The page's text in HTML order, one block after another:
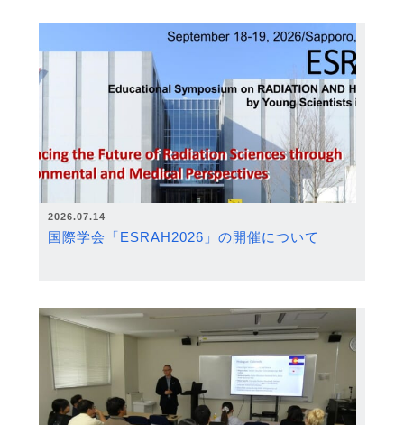
2026.07.14
国際学会「ESRAH2026」の開催について